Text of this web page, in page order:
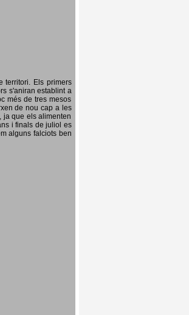
territori. Els primers
s'aniran establint a
més de tres mesos
de nou cap a les
ja que els alimenten
i finals de juliol es
alguns falciots ben